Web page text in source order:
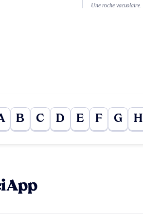
Une roche vacuolaire.
B C D E F G H